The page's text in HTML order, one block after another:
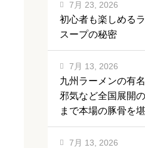
初心者も楽しめる
スープの秘密
7月 23, 2026
九州ラーメンの有
邪気など全国展開
まで本場の豚骨を
7月 13, 2026
7月 13, 2026